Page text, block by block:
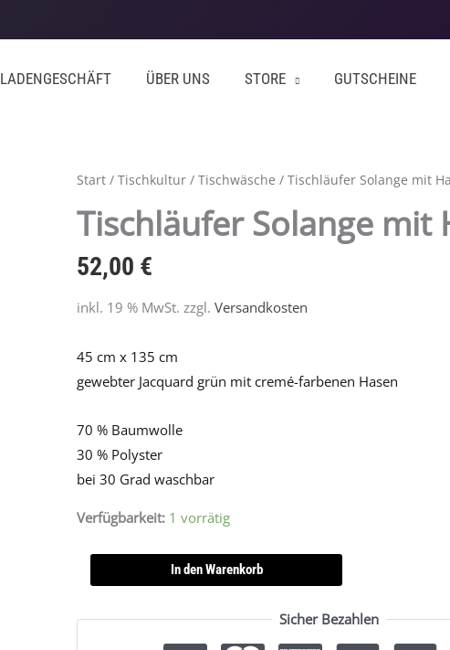
LADENGESCHÄFT ÜBER UNS STORE GUTSCHEINE
Start / Tischkultur / Tischwäsche / Tischläufer Solange mit
Tischläufer Solange mit
52,00 €
inkl. 19 % MwSt. zzgl. Versandkosten
45 cm x 135 cm
gewebter Jacquard grün mit cremé-farbenen Hasen
70 % Baumwolle
30 % Polyster
bei 30 Grad waschbar
Verfügbarkeit: 1 vorrätig
Tischläufer
Hasen
Menge
In den Warenkorb
Sicher Bezahlen